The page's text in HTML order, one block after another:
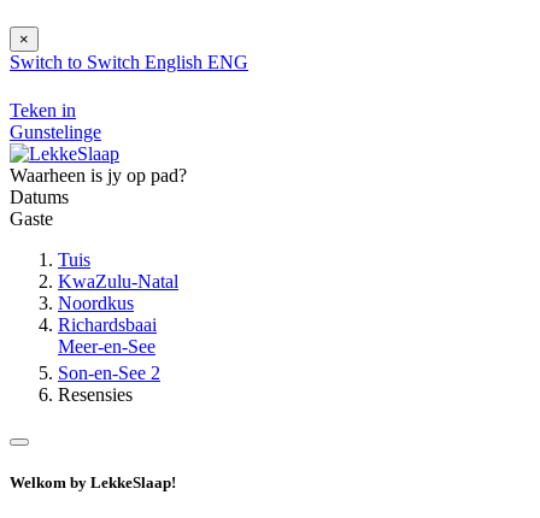
×
Switch to Switch English ENG
Teken in
Gunstelinge
Waarheen is jy op pad?
Datums
Gaste
Tuis
KwaZulu-Natal
Noordkus
Richardsbaai
Meer-en-See
Son-en-See 2
Resensies
Welkom by LekkeSlaap!